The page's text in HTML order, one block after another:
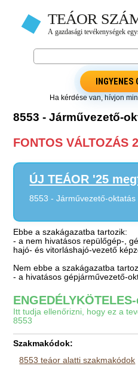
INGYENES
Ha kérdése van, hívjon
8553 - Járművezető-
FONTOS VÁLTOZÁS
ÚJ TEÁOR '25
8553 - Járművezető-oktatás
Ebbe a szakágazatba tartozik:
- a nem hivatásos repülőgép-,
hajó- és vitorláshajó-vezető
Nem ebbe a szakágazatba
- a hivatásos gépjárművezető-
Itt tudja ellenőrizni, hogy ez a
8553
Szakmakódok:
8553 teáor alatti szakmakódok